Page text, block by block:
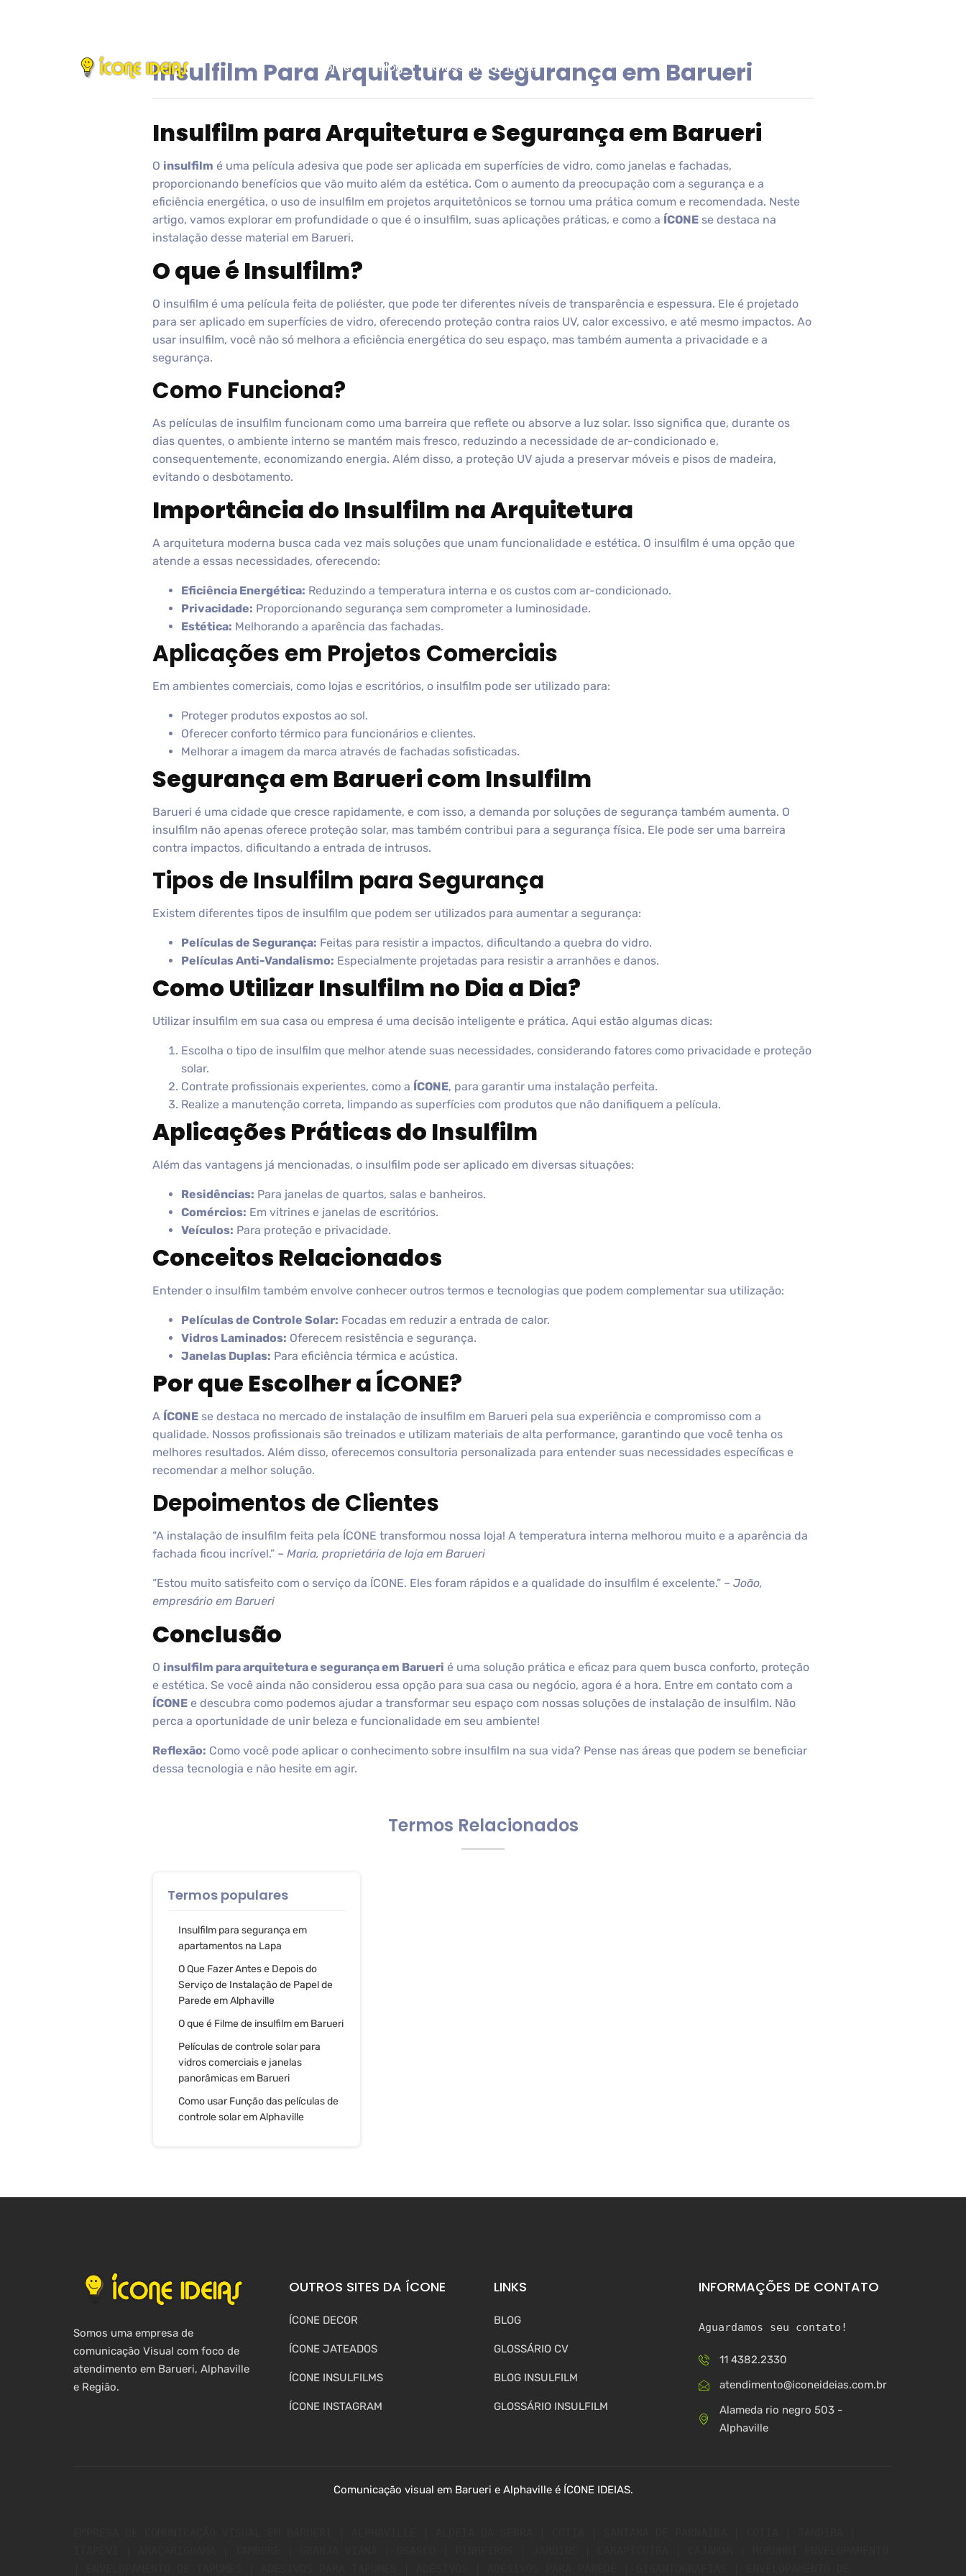
Home Blog Glossário de IDEIAS
Insulfilm Para Arquitetura e segurança em Barueri
Insulfilm para Arquitetura e Segurança em Barueri
O insulfilm é uma película adesiva que pode ser aplicada em superfícies de vidro, como janelas e fachadas,
proporcionando benefícios que vão muito além da estética. Com o aumento da preocupação com a segurança e a
eficiência energética, o uso de insulfilm em projetos arquitetônicos se tornou uma prática comum e recomendada. Neste
artigo, vamos explorar em profundidade o que é o insulfilm, suas aplicações práticas, e como a ÍCONE se destaca na
instalação desse material em Barueri.
O que é Insulfilm?
O insulfilm é uma película feita de poliéster, que pode ter diferentes níveis de transparência e espessura. Ele é projetado
para ser aplicado em superfícies de vidro, oferecendo proteção contra raios UV, calor excessivo, e até mesmo impactos. Ao
usar insulfilm, você não só melhora a eficiência energética do seu espaço, mas também aumenta a privacidade e a
segurança.
Como Funciona?
As películas de insulfilm funcionam como uma barreira que reflete ou absorve a luz solar. Isso significa que, durante os
dias quentes, o ambiente interno se mantém mais fresco, reduzindo a necessidade de ar-condicionado e,
consequentemente, economizando energia. Além disso, a proteção UV ajuda a preservar móveis e pisos de madeira,
evitando o desbotamento.
Importância do Insulfilm na Arquitetura
A arquitetura moderna busca cada vez mais soluções que unam funcionalidade e estética. O insulfilm é uma opção que
atende a essas necessidades, oferecendo:
Eficiência Energética: Reduzindo a temperatura interna e os custos com ar-condicionado.
Privacidade: Proporcionando segurança sem comprometer a luminosidade.
Estética: Melhorando a aparência das fachadas.
Aplicações em Projetos Comerciais
Em ambientes comerciais, como lojas e escritórios, o insulfilm pode ser utilizado para:
Proteger produtos expostos ao sol.
Oferecer conforto térmico para funcionários e clientes.
Melhorar a imagem da marca através de fachadas sofisticadas.
Segurança em Barueri com Insulfilm
Barueri é uma cidade que cresce rapidamente, e com isso, a demanda por soluções de segurança também aumenta. O
insulfilm não apenas oferece proteção solar, mas também contribui para a segurança física. Ele pode ser uma barreira
contra impactos, dificultando a entrada de intrusos.
Tipos de Insulfilm para Segurança
Existem diferentes tipos de insulfilm que podem ser utilizados para aumentar a segurança:
Películas de Segurança: Feitas para resistir a impactos, dificultando a quebra do vidro.
Películas Anti-Vandalismo: Especialmente projetadas para resistir a arranhões e danos.
Como Utilizar Insulfilm no Dia a Dia?
Utilizar insulfilm em sua casa ou empresa é uma decisão inteligente e prática. Aqui estão algumas dicas:
Escolha o tipo de insulfilm que melhor atende suas necessidades, considerando fatores como privacidade e proteção
solar.
Contrate profissionais experientes, como a ÍCONE, para garantir uma instalação perfeita.
Realize a manutenção correta, limpando as superfícies com produtos que não danifiquem a película.
Aplicações Práticas do Insulfilm
Além das vantagens já mencionadas, o insulfilm pode ser aplicado em diversas situações:
Residências: Para janelas de quartos, salas e banheiros.
Comércios: Em vitrines e janelas de escritórios.
Veículos: Para proteção e privacidade.
Conceitos Relacionados
Entender o insulfilm também envolve conhecer outros termos e tecnologias que podem complementar sua utilização:
Películas de Controle Solar: Focadas em reduzir a entrada de calor.
Vidros Laminados: Oferecem resistência e segurança.
Janelas Duplas: Para eficiência térmica e acústica.
Por que Escolher a ÍCONE?
A ÍCONE se destaca no mercado de instalação de insulfilm em Barueri pela sua experiência e compromisso com a
qualidade. Nossos profissionais são treinados e utilizam materiais de alta performance, garantindo que você tenha os
melhores resultados. Além disso, oferecemos consultoria personalizada para entender suas necessidades específicas e
recomendar a melhor solução.
Depoimentos de Clientes
“A instalação de insulfilm feita pela ÍCONE transformou nossa loja! A temperatura interna melhorou muito e a aparência da
fachada ficou incrível.” – Maria, proprietária de loja em Barueri
“Estou muito satisfeito com o serviço da ÍCONE. Eles foram rápidos e a qualidade do insulfilm é excelente.” – João,
empresário em Barueri
Conclusão
O insulfilm para arquitetura e segurança em Barueri é uma solução prática e eficaz para quem busca conforto, proteção
e estética. Se você ainda não considerou essa opção para sua casa ou negócio, agora é a hora. Entre em contato com a
ÍCONE e descubra como podemos ajudar a transformar seu espaço com nossas soluções de instalação de insulfilm. Não
perca a oportunidade de unir beleza e funcionalidade em seu ambiente!
Reflexão: Como você pode aplicar o conhecimento sobre insulfilm na sua vida? Pense nas áreas que podem se beneficiar
dessa tecnologia e não hesite em agir.
Termos Relacionados
Termos populares
Insulfilm para segurança em
apartamentos na Lapa
O Que Fazer Antes e Depois do
Serviço de Instalação de Papel de
Parede em Alphaville
O que é Filme de insulfilm em Barueri
Películas de controle solar para
vidros comerciais e janelas
panorâmicas em Barueri
Como usar Função das películas de
controle solar em Alphaville
Somos uma empresa de
comunicação Visual com foco de
atendimento em Barueri, Alphaville
e Região.
OUTROS SITES DA ÍCONE
ÍCONE DECOR
ÍCONE JATEADOS
ÍCONE INSULFILMS
ÍCONE INSTAGRAM
LINKS
BLOG
GLOSSÁRIO CV
BLOG INSULFILM
GLOSSÁRIO INSULFILM
INFORMAÇÕES DE CONTATO
Aguardamos seu contato!
11 4382.2330
atendimento@iconeideias.com.br
Alameda rio negro 503 -
Alphaville
Comunicação visual em Barueri e Alphaville é ÍCONE IDEIAS.